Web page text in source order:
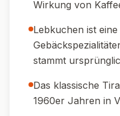
hervorragend.
☕ Kaffee:Serviere
Espresso oder
🎄 Deko-Tipp:Mit
garnieren.